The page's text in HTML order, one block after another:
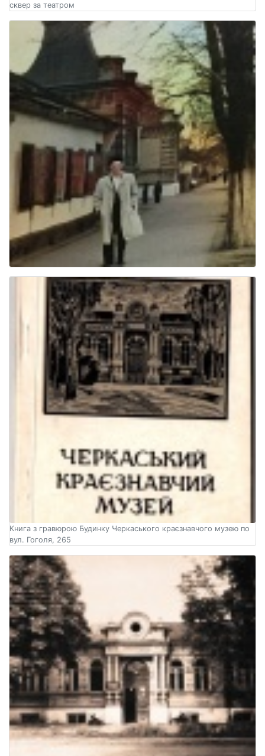
сквер за театром
Книга з гравюрою Будинку Черкаського краєзнавчого музею по
вул. Гоголя, 265